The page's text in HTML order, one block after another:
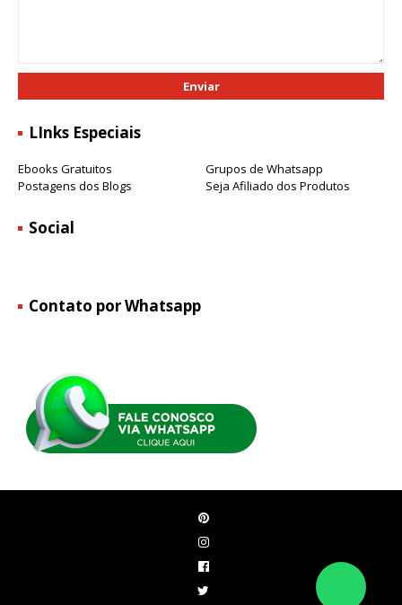
LInks Especiais
Ebooks Gratuitos
Grupos de Whatsapp
Postagens dos Blogs
Seja Afiliado dos Produtos
Social
Contato por Whatsapp